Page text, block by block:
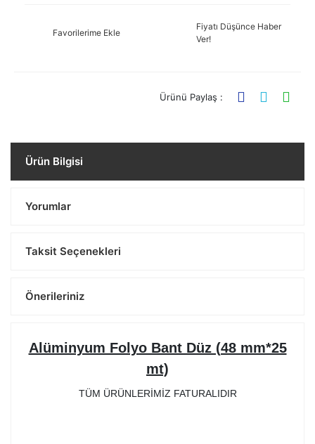
Favorilerime Ekle
Fiyatı Düşünce Haber
Ver!
Ürünü Paylaş :
Ürün Bilgisi
Yorumlar
Taksit Seçenekleri
Önerileriniz
Alüminyum Folyo Bant Düz (48 mm*25
mt)
TÜM ÜRÜNLERİMİZ FATURALIDIR